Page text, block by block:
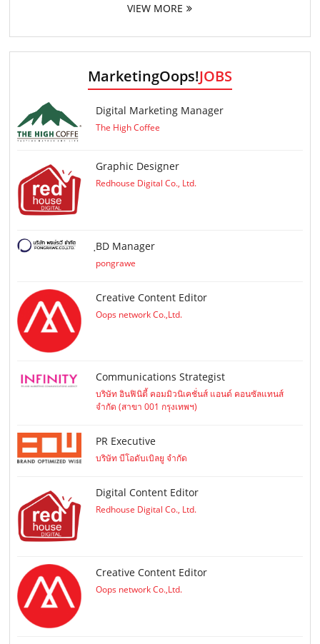
VIEW MORE
MarketingOops!JOBS
Digital Marketing Manager
The High Coffee
Graphic Designer
Redhouse Digital Co., Ltd.
ฺBD Manager
pongrawe
Creative Content Editor
Oops network Co.,Ltd.
Communications Strategist
บริษัท อินฟินิตี้ คอมมิวนิเคชั่นส์ แอนด์ คอนซัลแทนส์
จำกัด (สาขา 001 กรุงเทพฯ)
PR Executive
บริษัท บีโอดับเบิลยู จำกัด
Digital Content Editor
Redhouse Digital Co., Ltd.
Creative Content Editor
Oops network Co.,Ltd.